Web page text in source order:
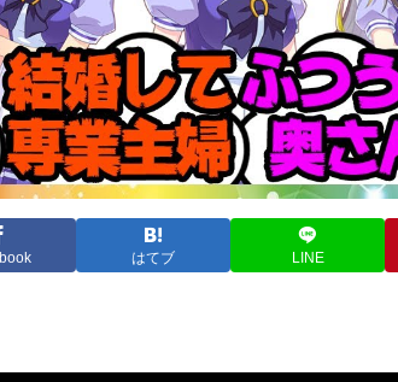
はてブ LINE